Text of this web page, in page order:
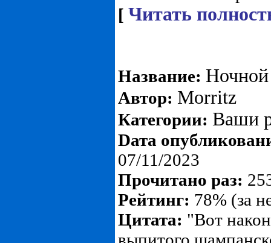
[ Читать
Название: Ночной
Автор: Morritz
Категории: Ваши
Dата
07/11/2023
Прочитано раз:
Рейтинг: 78% (за
Цитата: "Вот